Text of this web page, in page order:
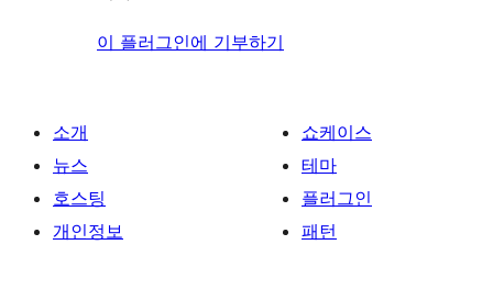
이 플러그인에 기부하기
소개
뉴스
호스팅
개인정보
쇼케이스
테마
플러그인
패턴